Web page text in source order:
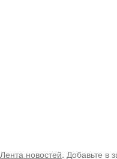
Лента новостей. Добавьте в